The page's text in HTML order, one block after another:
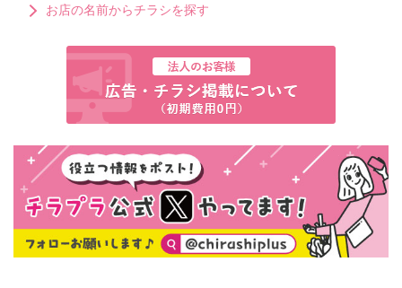
お店の名前からチラシを探す